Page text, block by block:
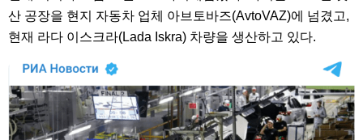
산 공장을 현지 자동차 업체 아브토바즈(AvtoVAZ)에 넘겼고,
현재 라다 이스크라(Lada Iskra) 차량을 생산하고 있다.